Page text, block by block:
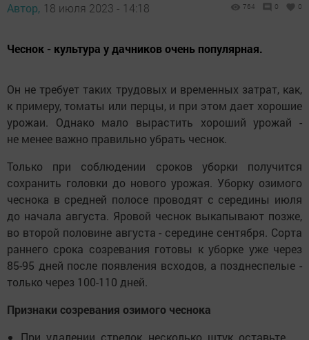
Автор, 18 июля 2023 - 14:18 764 0 0
Чеснок - культура у дачников очень популярная.
Он не требует таких трудовых и временных затрат, как,
к примеру, томаты или перцы, и при этом дает хорошие
урожаи. Однако мало вырастить хороший урожай -
не менее важно правильно убрать чеснок.
Только при соблюдении сроков уборки получится
сохранить головки до нового урожая. Уборку озимого
чеснока в средней полосе проводят с середины июля
до начала августа. Яровой чеснок выкапывают позже,
во второй половине августа - середине сентября. Сорта
раннего срока созревания готовы к уборке уже через
85-95 дней после появления всходов, а позднеспелые -
только через 100-110 дней.
Признаки созревания озимого чеснока
При удалении стрелок несколько штук оставьте.